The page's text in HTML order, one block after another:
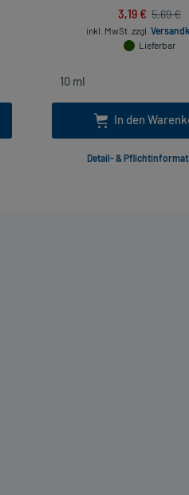
3,19 € 5,69 €
inkl. MwSt. zzgl.
Lieferbar
In den
Detail- &